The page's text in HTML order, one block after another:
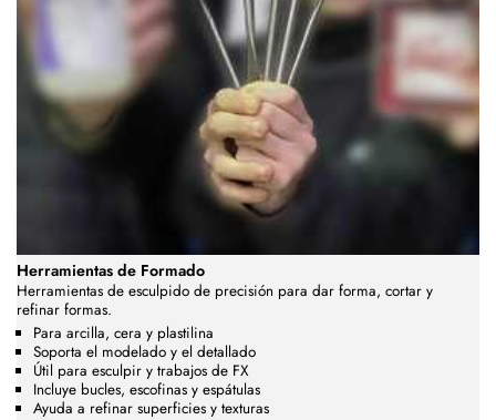
Herramientas de Formado
Herramientas de esculpido de precisión para dar forma, cortar y
refinar formas.
Para arcilla, cera y plastilina
Soporta el modelado y el detallado
Útil para esculpir y trabajos de FX
Incluye bucles, escofinas y espátulas
Ayuda a refinar superficies y texturas